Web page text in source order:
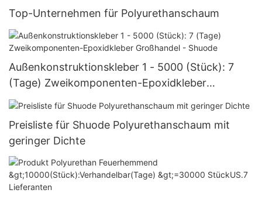
Top-Unternehmen für Polyurethanschaum
Außenkonstruktionskleber 1 - 5000 (Stück): 7
(Tage) Zweikomponenten-Epoxidkleber
Großhandel - Shuode
Preisliste für Shuode Polyurethanschaum mit
geringer Dichte